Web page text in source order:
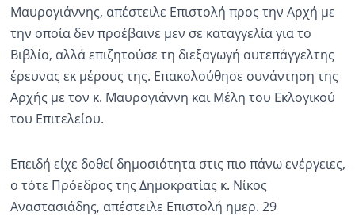
Μαυρογιάννης, απέστειλε Επιστολή προς την Αρχή με
την οποία δεν προέβαινε μεν σε καταγγελία για το
Βιβλίο, αλλά επιζητούσε τη διεξαγωγή αυτεπάγγελτης
έρευνας εκ μέρους της. Επακολούθησε συνάντηση της
Αρχής με τον κ. Μαυρογιάννη και Μέλη του Εκλογικού
του Επιτελείου.
Επειδή είχε δοθεί δημοσιότητα στις πιο πάνω ενέργειες,
ο τότε Πρόεδρος της Δημοκρατίας κ. Νίκος
Αναστασιάδης, απέστειλε Επιστολή ημερ. 29